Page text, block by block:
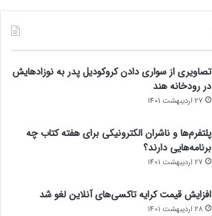
تصاویری از سواری دادن کروکودیل پدر به نوزادهایش
در رودخانه هند
27 اردیبهشت 1401
پلتفرم‌ها و ناشران الکترونیکی برای هفته کتاب چه
برنامه‌هایی دارند؟
27 اردیبهشت 1401
افزایش قیمت کرایه تاکسی‌های آنلاین لغو شد
28 اردیبهشت 1401